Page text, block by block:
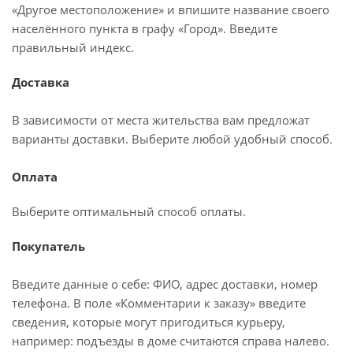
«Другое местоположение» и впишите название своего
населённого пункта в графу «Город». Введите
правильный индекс.
Доставка
В зависимости от места жительства вам предложат
варианты доставки. Выберите любой удобный способ.
Оплата
Выберите оптимальный способ оплаты.
Покупатель
Введите данные о себе: ФИО, адрес доставки, номер
телефона. В поле «Комментарии к заказу» введите
сведения, которые могут пригодиться курьеру,
например: подъезды в доме считаются справа налево.